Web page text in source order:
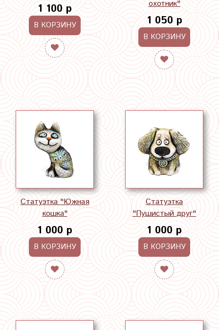
1 100 р
В КОРЗИНУ
охотник"
1 050 р
В КОРЗИНУ
Статуэтка "Южная
кошка"
1 000 р
В КОРЗИНУ
Статуэтка
"Пушистый друг"
1 000 р
В КОРЗИНУ